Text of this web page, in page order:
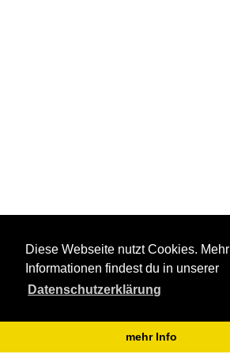
Diese Webseite nutzt Cookies. Mehr
Informationen findest du in unserer
Datenschutzerklärung
mehr Info